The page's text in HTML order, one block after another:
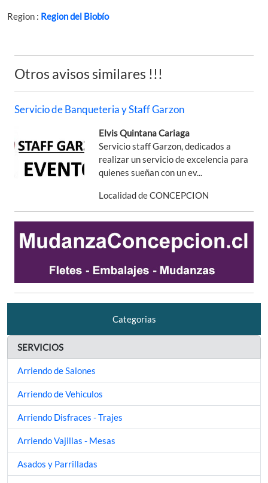
Region : Region del Biobío
Otros avisos similares !!!
Servicio de Banqueteria y Staff Garzon
Elvis Quintana Cariaga
Servicio staff Garzon, dedicados a
realizar un servicio de excelencia para
quienes sueñan con un ev...
Localidad de CONCEPCION
Categorias
SERVICIOS
Arriendo de Salones
Arriendo de Vehiculos
Arriendo Disfraces - Trajes
Arriendo Vajillas - Mesas
Asados y Parrilladas